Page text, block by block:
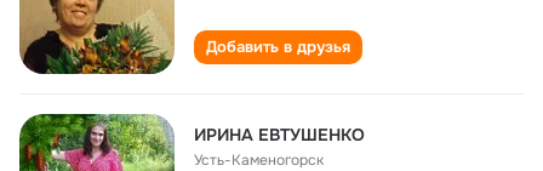
Добавить в друзья
ИРИНА ЕВТУШЕНКО
Усть-Каменогорск